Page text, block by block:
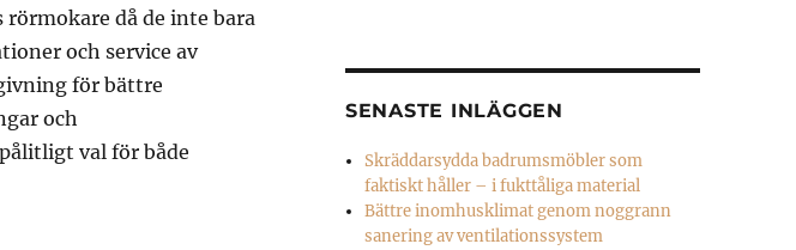
då de inte bara
och service av
för bättre
och
val för både
SENASTE INLÄGGEN
Skräddarsydda badrumsmöbler som
faktiskt håller – i fukttåliga material
Bättre inomhusklimat genom noggrann
sanering av ventilationssystem